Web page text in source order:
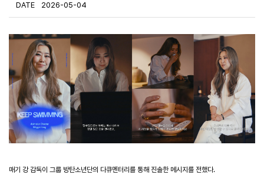
DATE 2026-05-04
매기 강 감독이 그룹 방탄소년단의 다큐멘터리를 통해 진솔한 메시지를 전했다.